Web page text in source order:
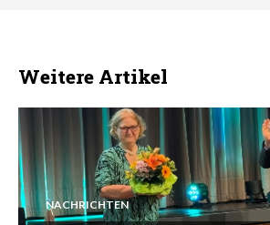
Weitere Artikel
NACHRICHTEN